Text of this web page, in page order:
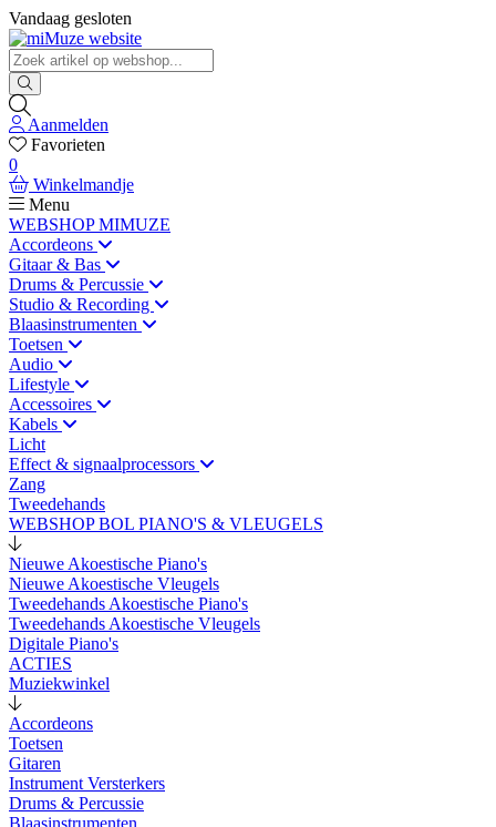
Vandaag gesloten
Aanmelden
Favorieten
0
Winkelmandje
Menu
WEBSHOP MIMUZE
Accordeons
Gitaar & Bas
Drums & Percussie
Studio & Recording
Blaasinstrumenten
Toetsen
Audio
Lifestyle
Accessoires
Kabels
Licht
Effect & signaalprocessors
Zang
Tweedehands
WEBSHOP BOL PIANO'S & VLEUGELS
Nieuwe Akoestische Piano's
Nieuwe Akoestische Vleugels
Tweedehands Akoestische Piano's
Tweedehands Akoestische Vleugels
Digitale Piano's
ACTIES
Muziekwinkel
Accordeons
Toetsen
Gitaren
Instrument Versterkers
Drums & Percussie
Blaasinstrumenten